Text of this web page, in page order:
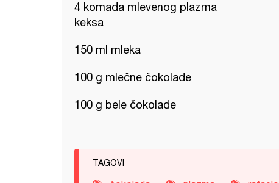
4 komada mlevenog plazma
keksa
150 ml mleka
100 g mlečne čokolade
100 g bele čokolade
TAGOVI